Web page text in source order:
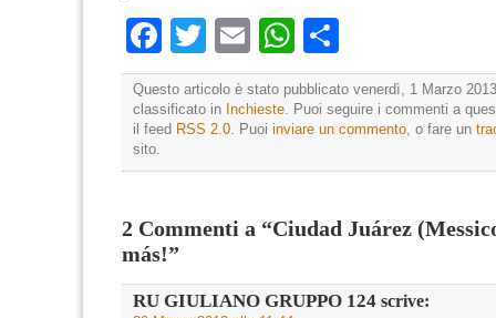
Facebook
Twitter
EmailWhatsApp
Questo articolo è stato pubblicato venerdì, 1 Marzo
classificato in Inchieste . Puoi seguire i commenti a
il feed RSS 2.0 . Puoi inviare un commento , o fare un
sito.
2 Commenti a “Ciudad Juárez
más!”
RU GIULIANO GRUPPO 124 scrive: